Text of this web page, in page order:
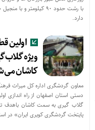
دارد.
اولین
ویژه
کاشان
معاون گردشگری اداره کل میراث
دستی استان اصفهان از راه اندازی
گلاب گیری به سمت کاشان باهدف
پایتخت گردشگری کویری ایران» در